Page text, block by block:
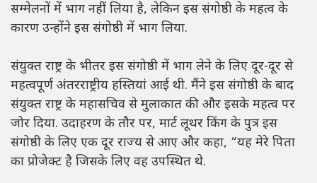
सम्मेलनों में भाग नहीं लिया है, लेकिन इस संगोष्ठी के महत्व के
कारण उन्होंने इस संगोष्ठी में भाग लिया.
संयुक्त राष्ट्र के भीतर इस संगोष्ठी में भाग लेने के लिए दूर-दूर से
महत्वपूर्ण अंतरराष्ट्रीय हस्तियां आई थी. मैंने इस संगोष्ठी के बाद
संयुक्त राष्ट्र के महासचिव से मुलाकात की और इसके महत्व पर
जोर दिया. उदाहरण के तौर पर, मार्ट लूथर किंग के पुत्र इस
संगोष्ठी के लिए एक दूर राज्य से आए और कहा, “यह मेरे पिता
का प्रोजेक्ट है जिसके लिए वह उपस्थित थे.